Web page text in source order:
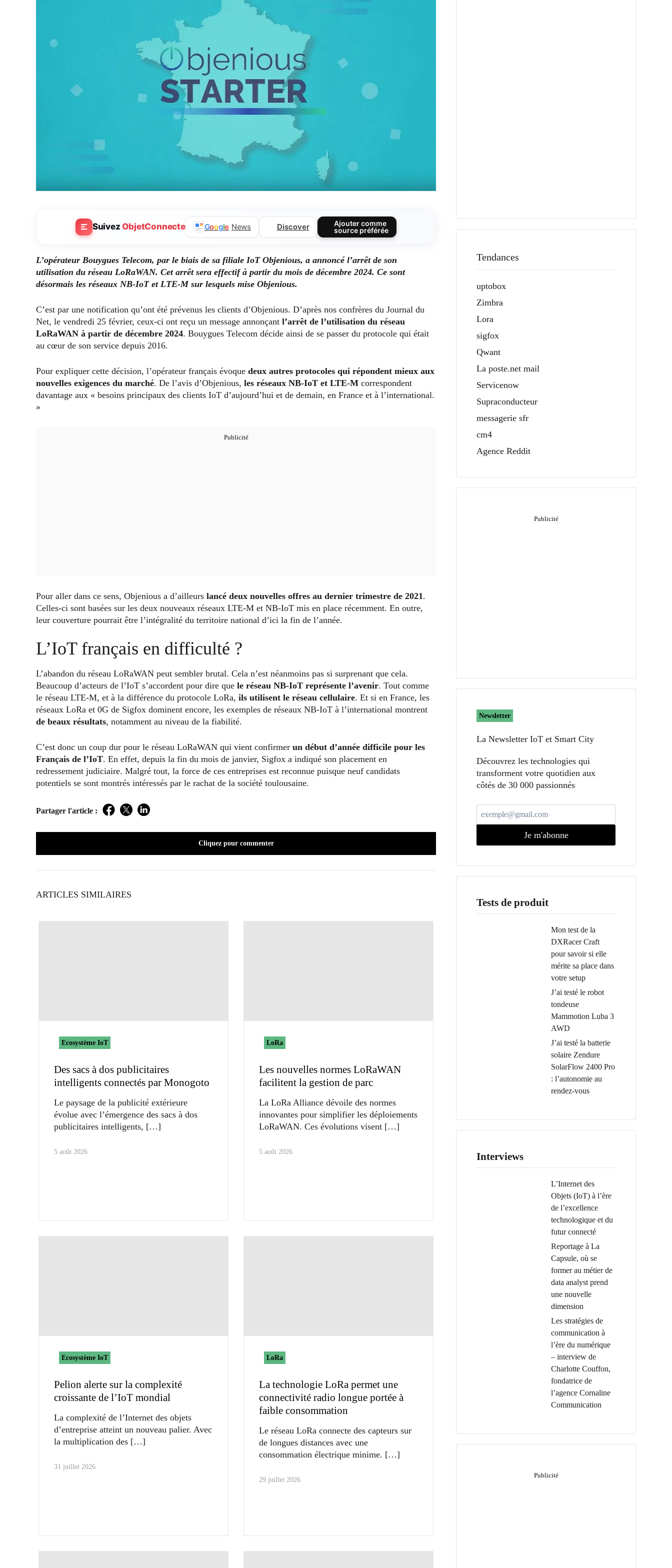
SuivezObjetConnecte Google News Discover
Ajouter comme
source préférée
L’opérateur Bouygues Telecom, par le biais de sa filiale IoT Objenious, a annoncé l’arrêt de son
utilisation du réseau LoRaWAN. Cet arrêt sera effectif à partir du mois de décembre 2024. Ce sont
désormais les réseaux NB-IoT et LTE-M sur lesquels mise Objenious.
C’est par une notification qu’ont été prévenus les clients d’Objenious. D’après nos confrères du Journal du
Net, le vendredi 25 février, ceux-ci ont reçu un message annonçant l’arrêt de l’utilisation du réseau
LoRaWAN à partir de décembre 2024. Bouygues Telecom décide ainsi de se passer du protocole qui était
au cœur de son service depuis 2016.
Pour expliquer cette décision, l’opérateur français évoque deux autres protocoles qui répondent mieux aux
nouvelles exigences du marché. De l’avis d’Objenious, les réseaux NB-IoT et LTE-M correspondent
davantage aux « besoins principaux des clients IoT d’aujourd’hui et de demain, en France et à l’international.
»
Pour aller dans ce sens, Objenious a d’ailleurs lancé deux nouvelles offres au dernier trimestre de 2021 .
Celles-ci sont basées sur les deux nouveaux réseaux LTE-M et NB-IoT mis en place récemment. En outre,
leur couverture pourrait être l’intégralité du territoire national d’ici la fin de l’année.
L’IoT français en difficulté ?
L’abandon du réseau LoRaWAN peut sembler brutal. Cela n’est néanmoins pas si surprenant que cela.
Beaucoup d’acteurs de l’IoT s’accordent pour dire que le réseau NB-IoT représente l’avenir. Tout comme
le réseau LTE-M, et à la différence du protocole LoRa, ils utilisent le réseau cellulaire. Et si en France, les
réseaux LoRa et 0G de Sigfox dominent encore, les exemples de réseaux NB-IoT à l’international montrent
de beaux résultats, notamment au niveau de la fiabilité.
C’est donc un coup dur pour le réseau LoRaWAN qui vient confirmer un début d’année difficile pour les
Français de l’IoT. En effet, depuis la fin du mois de janvier, Sigfox a indiqué son placement en
redressement judiciaire. Malgré tout, la force de ces entreprises est reconnue puisque neuf candidats
potentiels se sont montrés intéressés par le rachat de la société toulousaine.
Partager l'article : Facebook
TwitterLinkedIn
Cliquez pour commenter
ARTICLES SIMILAIRES
Ecosystème IoT
Des sacs à dos publicitaires
intelligents connectés par Monogoto
Le paysage de la publicité extérieure
évolue avec l’émergence des sacs à dos
publicitaires intelligents,
5 août 2026
LoRa
Les nouvelles normes LoRaWAN
facilitent la gestion de parc
La LoRa Alliance dévoile des normes
innovantes pour simplifier les déploiements
LoRaWAN. Ces évolutions visent
5 août 2026
Ecosystème IoT
Pelion alerte sur la complexité
croissante de l’IoT mondial
La complexité de l’Internet des objets
d’entreprise atteint un nouveau palier. Avec
la multiplication des
31 juillet 2026
LoRa
La technologie LoRa permet une
connectivité radio longue portée à
faible consommation
Le réseau LoRa connecte des capteurs sur
de longues distances avec une
consommation électrique minime.
29 juillet 2026
Tendances
uptobox
Zimbra
Lora
sigfox
Qwant
La poste.net mail
Servicenow
Supraconducteur
messagerie sfr
cm4
Agence Reddit
Newsletter
La Newsletter IoT et Smart City​
Découvrez les technologies qui
transforment votre quotidien aux
côtés de 30 000 passionnés
Je m'abonne
Tests de produit
Mon test de la
DXRacer Craft
pour savoir si elle
mérite sa place dans
votre setup
J’ai testé le robot
tondeuse
Mammotion Luba 3
AWD
J’ai testé la batterie
solaire Zendure
SolarFlow 2400 Pro
: l’autonomie au
rendez-vous
Interviews
L’Internet des
Objets (IoT) à l’ère
de l’excellence
technologique et du
futur connecté
Reportage à La
Capsule, où se
former au métier de
data analyst prend
une nouvelle
dimension
Les stratégies de
communication à
l’ère du numérique
– interview de
Charlotte Couffon,
fondatrice de
l’agence Cornaline
Communication